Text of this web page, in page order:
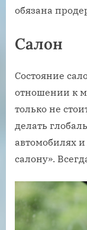
обязана
Салон
Состояние
отношении к
только не
делать
автомобилях
салону».